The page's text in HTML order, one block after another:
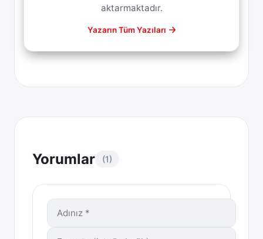
aktarmaktadır.
Yazarın Tüm Yazıları
Yorumlar (1)